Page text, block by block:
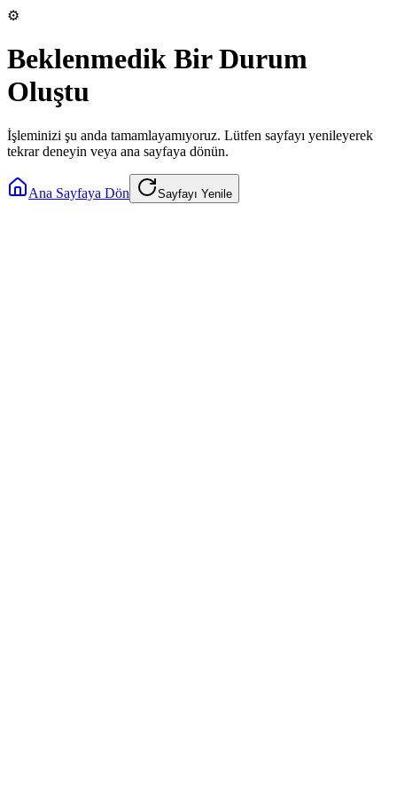
⚙️
Beklenmedik Bir Durum
Oluştu
İşleminizi şu anda tamamlayamıyoruz. Lütfen sayfayı yenileyerek
tekrar deneyin veya ana sayfaya dönün.
Ana Sayfaya Dön Sayfayı Yenile